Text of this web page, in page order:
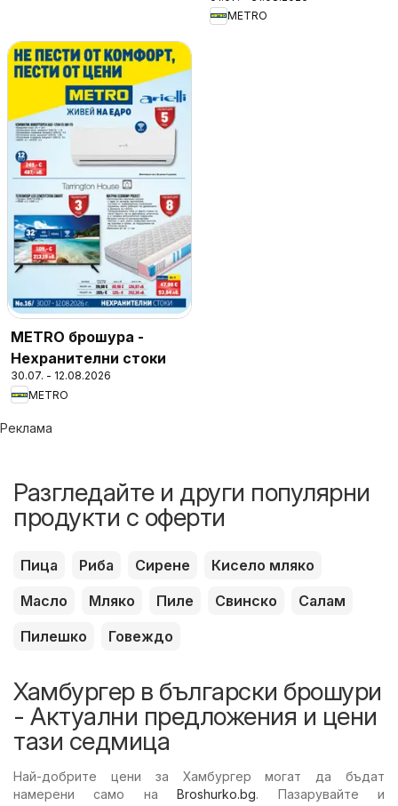
METRO
METRO брошура -
Нехранителни стоки
30.07. - 12.08.2026
METRO
Реклама
Разгледайте и други популярни
продукти с оферти
Пица Риба Сирене
Кисело мляко
Масло
Мляко Пиле Свинско
Салам
Пилешко
Говеждо
Хамбургер в български брошури
- Актуални предложения и цени
тази седмица
Най-добрите цени за Хамбургер могат да бъдат
намерени само наBroshurko.bg. Пазарувайте и